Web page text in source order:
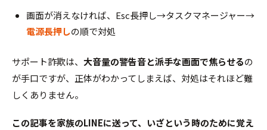
画面が消えなければ、Esc長押し→タスクマネージャー→
電源長押しの順で対処
サポート詐欺は、 大音量の警告音と派手な画面で焦らせるの
が手口ですが、正体がわかってしまえば、対処はそれほど難
しくありません。
この記事を家族のLINEに送って、いざという時のために覚え